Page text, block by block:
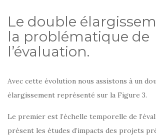
Le double
la problématique de
l’évaluation.
Avec cette évolution nous assistons à un
élargissement représenté sur la Figure 3.
Le premier est l’échelle temporelle de
présent les études d’impacts des projets